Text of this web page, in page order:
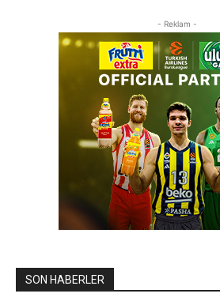
- Reklam -
SON HABERLER